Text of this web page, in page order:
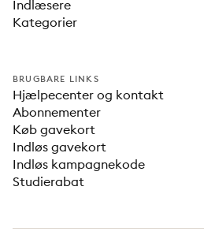
Indlæsere
Kategorier
BRUGBARE LINKS
Hjælpecenter og kontakt
Abonnementer
Køb gavekort
Indløs gavekort
Indløs kampagnekode
Studierabat